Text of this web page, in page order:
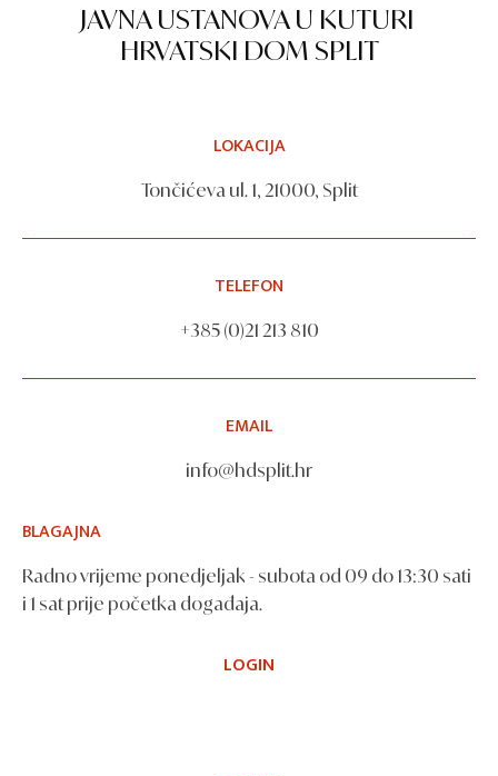
JAVNA USTANOVA U KUTURI
HRVATSKI DOM SPLIT
LOKACIJA
Tončićeva ul. 1, 21000, Split
TELEFON
+385 (0)21 213 810
EMAIL
info@hdsplit.hr
BLAGAJNA
Radno vrijeme ponedjeljak - subota od 09 do 13:30 sati
i 1 sat prije početka događaja.
LOGIN